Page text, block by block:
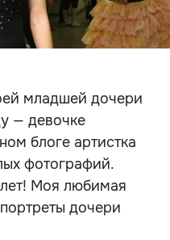
младшей дочери
— девочке
блоге артистка
фотографий.
Моя любимая
дочери